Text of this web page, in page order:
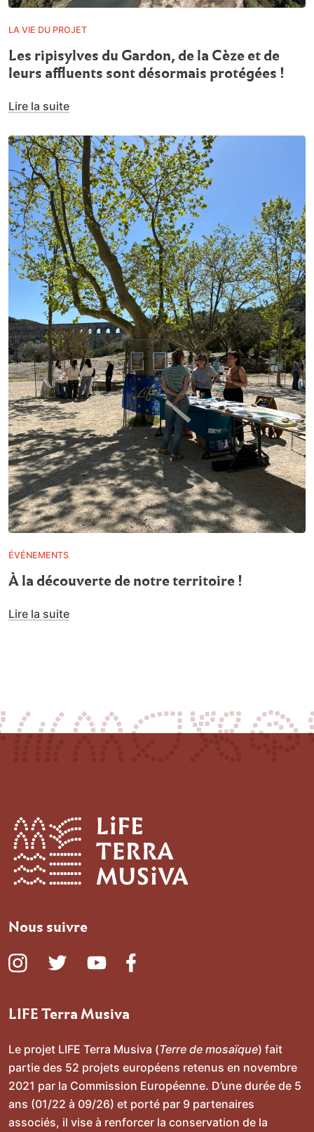
LA VIE DU PROJET
Les ripisylves du Gardon, de la Cèze et de
leurs affluents sont désormais protégées !
Lire la suite
ÉVÉNEMENTS
À la découverte de notre territoire !
Lire la suite
1
Nous suivre
https://www.instagram.com/gorges_du_gardon/
https://twitter.com/SMGorgesGardon
https://www.youtube.com/channel/
https://www.facebook.com/
LIFE Terra Musiva
Le projet LIFE Terra Musiva (Terre de mosaïque) fait
partie des 52 projets européens retenus en novembre
2021 par la Commission Européenne. D’une durée de 5
ans (01/22 à 09/26) et porté par 9 partenaires
associés, il vise à renforcer la conservation de la